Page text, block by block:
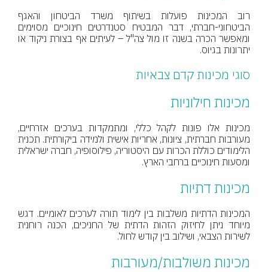
רוב המכינות פועלות בשיתוף משרד הביטחון והאגף
הביטחוני-חברתי, דבר המבטיח סטנדרטים חינוכיים מסוימים
ומאפשר הכרה בשנה זו מול צה"ל – לעיתים אף בצורת ניקוד או
יתרונות בגיוס.
סוגי מכינות קדם צבאיות
מכינות חילוניות
מכינות אלו פונות לקהל כללי, ומתמקדות בערכים אזרחיים,
מעורבות חברתית, ציונות, אחריות אישית ולמידה ביקורתית. תכנית
הלימודים כוללת הכרות עם היסטוריה, פילוסופיה, חברה ישראלית
ומסעות חינוכיים ברחבי הארץ.
מכינות דתיות
המכינות הדתיות משלבות בין לימוד תורה לערכים לאומיים. דגש
מיוחד ניתן לחיזוק הזהות הדתית של החניכים, הכנה רוחנית
לשירות הצבאי, ושילוב בין קודש לחול.
מכינות משולבות/מעורבות